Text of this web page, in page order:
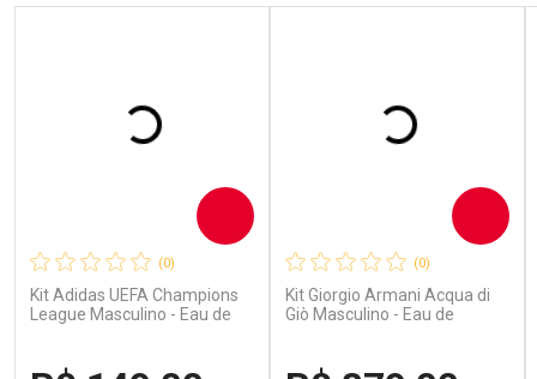
(0)
Kit Adidas UEFA Champions
League Masculino - Eau de
Comprar
(0)
Kit Giorgio Armani Acqua di
Giò Masculino - Eau de
Comprar